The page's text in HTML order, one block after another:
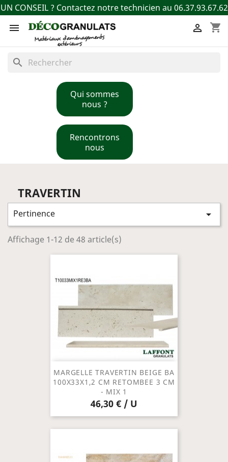
UN CONSEIL ? Contactez notre technicien au 06.37.93.67.62
 shopping_cart

search
Qui sommes
nous ?
Rencontrons
nous
TRAVERTIN
Pertinence 
Affichage 1-12 de 48 article(s)
MARGELLE TRAVERTIN BEIGE BA
100X33X1,2 CM RETOMBEE 3 CM
- MIX 1
46,30 € / U